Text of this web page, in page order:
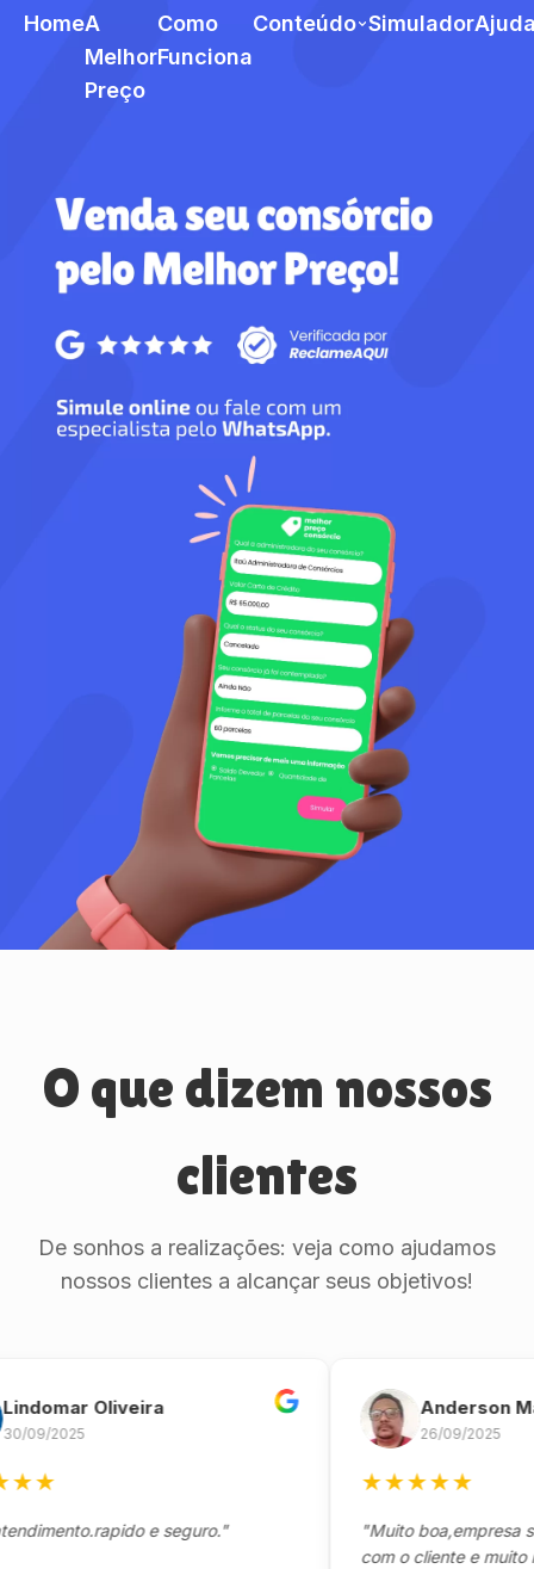
HomeA
Melhor
Preço
Como
Funciona
Conteúdo Simulador
O que dizem nossos
clientes
De sonhos a realizações: veja como ajudamos
nossos clientes a alcançar seus objetivos!
Oliveira
2025
e seguro."
Anderson
26/09/2025
★★★
"Muito boa,empresa séria
com o cliente e muito